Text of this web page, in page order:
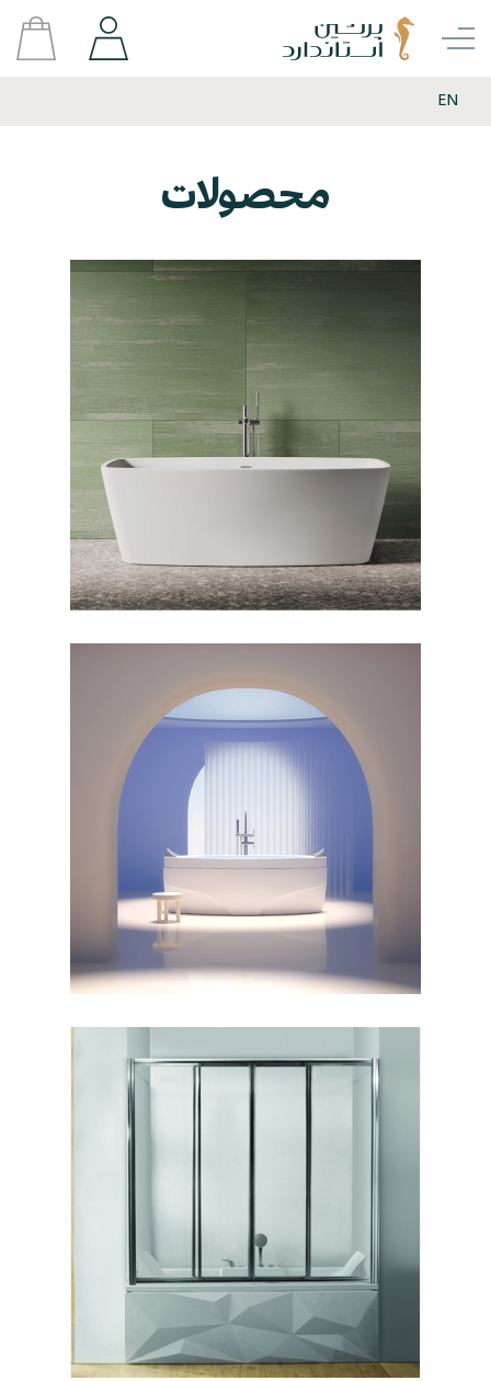
EN
محصولات